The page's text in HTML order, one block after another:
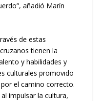
añadió Marín
de estas
tienen la
y habilidades y
culturales promovido
el camino correcto.
impulsar la cultura,